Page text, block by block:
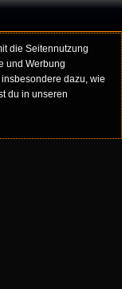
die Seitennutzung
und Werbung
dazu, wie
du in unseren